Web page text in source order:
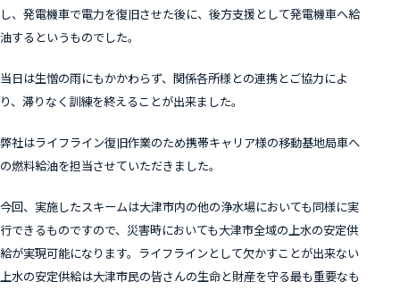
し、発電機車で電力を復旧させた後に、後方支援として発電機車へ給
油するというものでした。
当日は生憎の雨にもかかわらず、関係各所様との連携とご協力によ
り、滞りなく訓練を終えることが出来ました。
弊社はライフライン復旧作業のため携帯キャリア様の移動基地局車へ
の燃料給油を担当させていただきました。
今回、実施したスキームは大津市内の他の浄水場においても同様に実
行できるものですので、災害時においても大津市全域の上水の安定供
給が実現可能になります。ライフラインとして欠かすことが出来ない
上水の安定供給は大津市民の皆さんの生命と財産を守る最も重要なも